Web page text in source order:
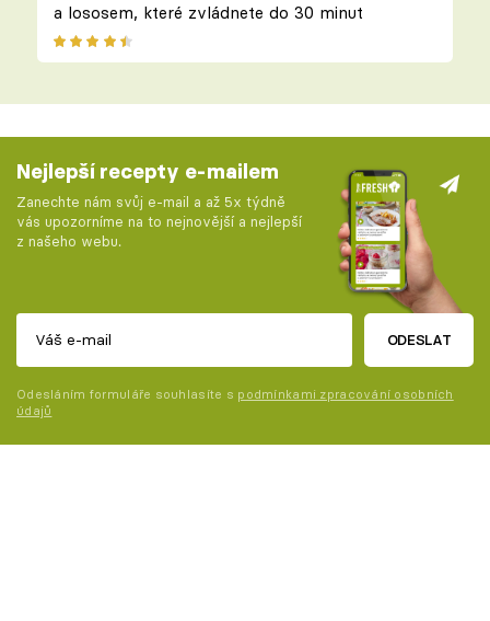
a lososem, které zvládnete do 30 minut
Nejlepší recepty e-mailem
Zanechte nám svůj e-mail a až 5x týdně
vás upozorníme na to nejnovější a nejlepší
z našeho webu.
ODESLAT
Odesláním formuláře souhlasíte s podmínkami zpracování osobních
údajů